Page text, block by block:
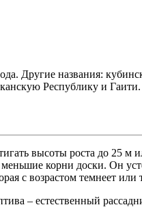
Другие названия:
Республику и Гаити.
высоты роста до 25
корни доски. Он
с возрастом темнеет
– естественный